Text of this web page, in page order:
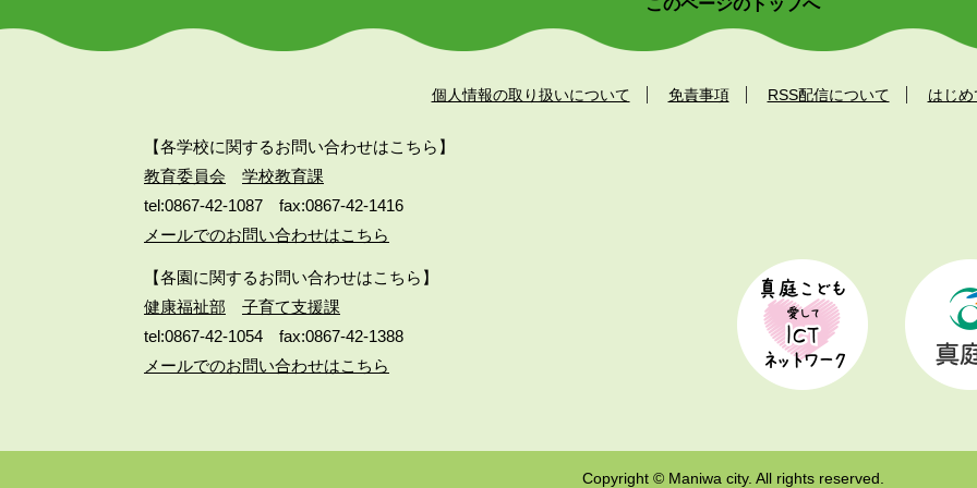
個人情報の取り扱いについて 免責事項 RSS配信について はじ
【各学校に関するお問い合わせはこちら】
教育委員会
学校教育課
tel:0867-42-1087
fax:0867-42-1416
メールでのお問い合わせはこちら
【各園に関するお問い合わせはこちら】
健康福祉部
子育て支援課
tel:0867-42-1054
fax:0867-42-1388
メールでのお問い合わせはこちら
Copyright © Maniwa city. All rights reserved.